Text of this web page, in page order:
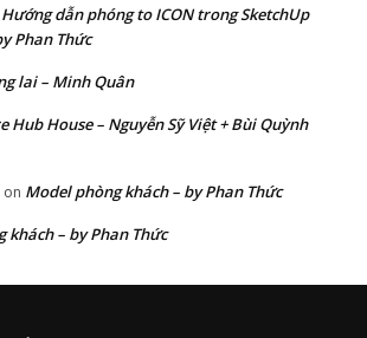
Hướng dẫn phóng to ICON trong SketchUp
Phan Thức
lai – Minh Quân
Hub House – Nguyễn Sỹ Việt + Bùi Quỳnh
on Model phòng khách – by Phan Thức
khách – by Phan Thức